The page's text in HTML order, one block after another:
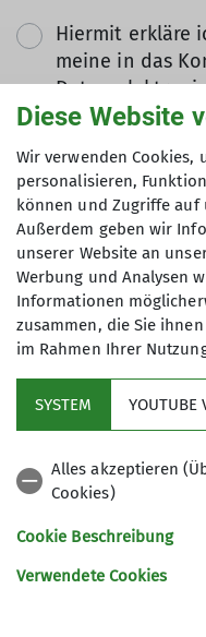
Hiermit erkläre
meine in das
Daten
der
meine
kann. *
Mit (*) markierte
sind Pflichtfelder
Diese Website
Wir verwenden Cookies,
personalisieren,
können und Zugriffe auf
Außerdem geben wir
unserer Website an
Werbung und Analysen
Informationen
zusammen, die Sie
im Rahmen Ihrer
SYSTEM YOUTUBE
Alles akzeptieren
Cookies)
Cookie Beschreibung
Verwendete Cookies